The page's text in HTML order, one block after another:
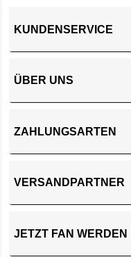
KUNDENSERVICE
ÜBER UNS
ZAHLUNGSARTEN
VERSANDPARTNER
JETZT FAN WERDEN